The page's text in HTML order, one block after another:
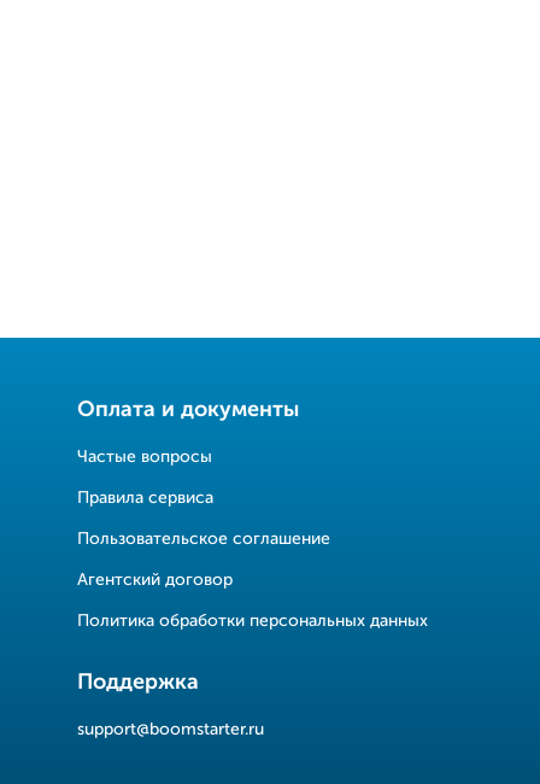
Оплата и документы
Частые вопросы
Правила сервиса
Пользовательское соглашение
Агентский договор
Политика обработки персональных данных
Поддержка
support@boomstarter.ru